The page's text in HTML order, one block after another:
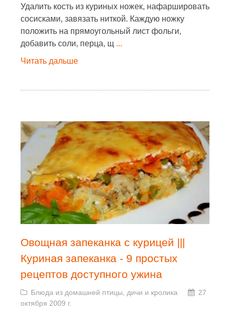
Удалить кость из куриных ножек, нафаршировать
сосисками, завязать ниткой. Каждую ножку
положить на прямоугольный лист фольги,
добавить соли, перца, щ ...
Читать дальше
Овощная запеканка с курицей |||
Куриная запеканка - 9 простых
рецептов доступного ужина
Блюда из домашней птицы, дичи и кролика
27
октября 2009 г.